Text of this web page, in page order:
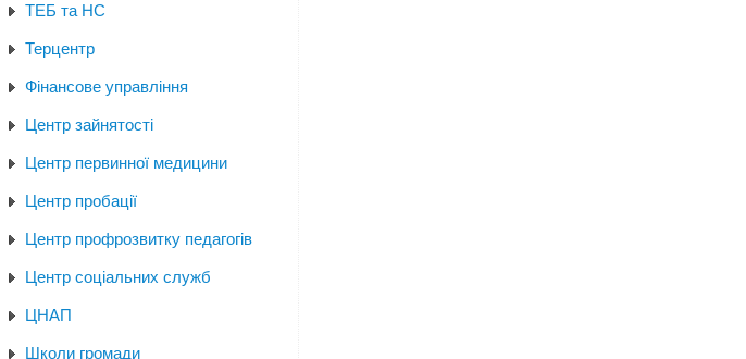
ТЕБ та НС
Терцентр
Фінансове управління
Центр зайнятості
Центр первинної медицини
Центр пробації
Центр профрозвитку педагогів
Центр соціальних служб
ЦНАП
Школи громади